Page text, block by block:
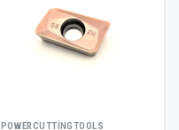
POWERCUTTINGTOOLS